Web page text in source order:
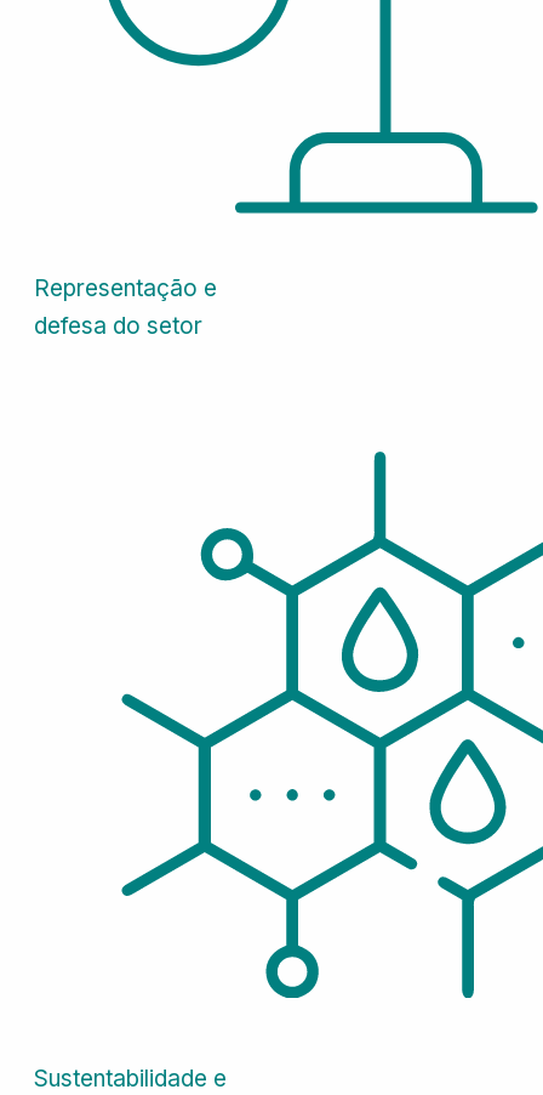
Representação e
defesa do setor
Sustentabilidade e